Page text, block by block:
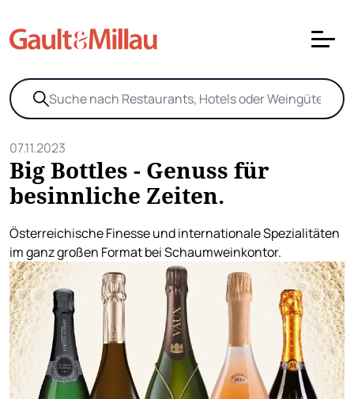
07.11.2023
Big Bottles - Genuss für
besinnliche Zeiten.
Österreichische Finesse und internationale Spezialitäten
im ganz großen Format bei Schaumweinkontor.